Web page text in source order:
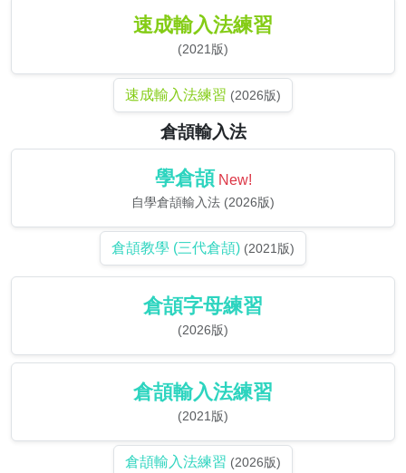
速成輸入法練習
(2021版)
速成輸入法練習 (2026版)
倉頡輸入法
學倉頡 New!
自學倉頡輸入法 (2026版)
倉頡教學 (三代倉頡) (2021版)
倉頡字母練習
(2026版)
倉頡輸入法練習
(2021版)
倉頡輸入法練習 (2026版)